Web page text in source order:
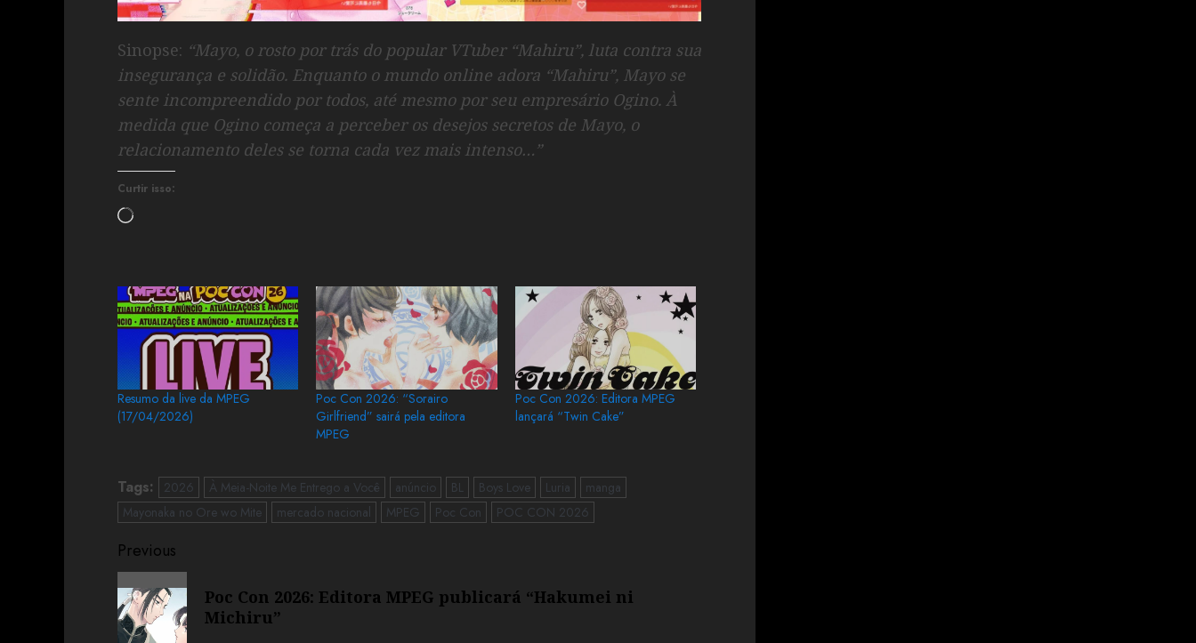
Sinopse: “Mayo, o rosto por trás do popular VTuber “Mahiru”, luta contra sua
insegurança e solidão. Enquanto o mundo online adora “Mahiru”, Mayo se
sente incompreendido por todos, até mesmo por seu empresário Ogino. À
medida que Ogino começa a perceber os desejos secretos de Mayo, o
relacionamento deles se torna cada vez mais intenso…”
Curtir isso:
Resumo da live da MPEG
(17/04/2026)
Poc Con 2026: “Sorairo
Girlfriend” sairá pela editora
MPEG
Poc Con 2026: Editora MPEG
lançará “Twin Cake”
Tags: 2026 À Meia-Noite Me Entrego a Você anúncio BL Boys Love Luria
manga
Mayonaka no Ore wo Mite
mercado nacional MPEG Poc Con POC CON 2026
Previous
Poc Con 2026: Editora MPEG publicará “Hakumei ni
Michiru”